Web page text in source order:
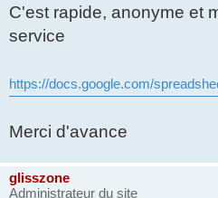
C'est rapide, anonyme et
service
https://docs.google.com/
Merci d'avance
glisszone
Administrateur du site